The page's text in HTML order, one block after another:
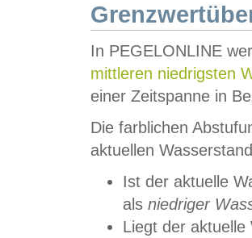
In PEGELONLINE
mittleren niedrigsten
einer Zeitspanne in
Die farblichen
aktuellen
Ist der aktuelle
als niedriger
Liegt der